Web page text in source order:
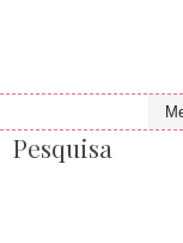
Pesquisa